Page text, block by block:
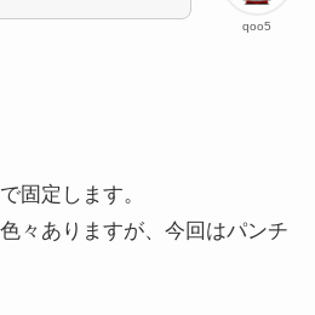
qoo5
固定します。
々ありますが、今回はパンチ